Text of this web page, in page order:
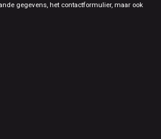
gegevens, het contactformulier, maar ook